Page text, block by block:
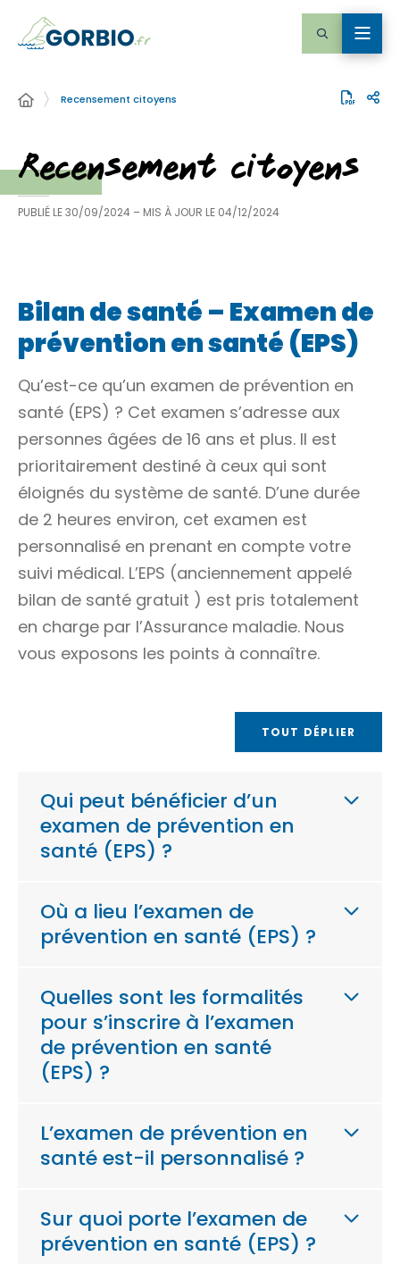
Recensement citoyens
Recensement citoyens
PUBLIÉ LE30/09/2024 – MIS À JOUR LE 04/12/2024
Bilan de santé – Examen de
prévention en santé (EPS)
Qu’est-ce qu’un examen de prévention en
santé (EPS) ? Cet examen s’adresse aux
personnes âgées de 16 ans et plus. Il est
prioritairement destiné à ceux qui sont
éloignés du système de santé. D’une durée
de 2 heures environ, cet examen est
personnalisé en prenant en compte votre
suivi médical. L’EPS (anciennement appelé
bilan de santé gratuit ) est pris totalement
en charge par l’Assurance maladie. Nous
vous exposons les points à connaître.
TOUT DÉPLIER
Qui peut bénéficier d’un
examen de prévention en
santé (EPS) ?
Où a lieu l’examen de
prévention en santé (EPS) ?
Quelles sont les formalités
pour s’inscrire à l’examen
de prévention en santé
(EPS) ?
L’examen de prévention en
santé est-il personnalisé ?
Sur quoi porte l’examen de
prévention en santé (EPS) ?